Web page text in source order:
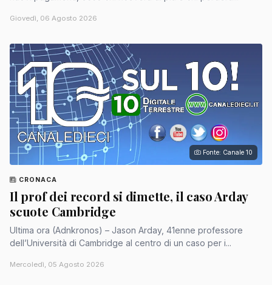
Giovedì, 06 Agosto 2026
Fonte: Canale 10
CRONACA
Il prof dei record si dimette, il caso Arday
scuote Cambridge
Ultima ora (Adnkronos) – Jason Arday, 41enne professore
dell’Università di Cambridge al centro di un caso per i...
Mercoledì, 05 Agosto 2026